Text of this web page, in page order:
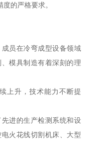
的严格要求。
员在冷弯成型设备领域
模具制造有着深刻的理
上升，技术能力不断提
进的生产检测系统和设
火花线切割机床、大型